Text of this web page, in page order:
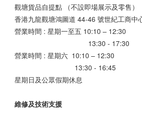
觀塘貨品自提點 （不設即場展示及零售）
香港九龍觀塘鴻圖道 44-46 號世紀工商中
營業時間 : 星期一至五 10:10 – 12:30
13:30 - 17:30
營業時間 : 星期六 10:10 – 12:30
13:30 - 16:45
星期日及公眾假期休息
維修及技術支援